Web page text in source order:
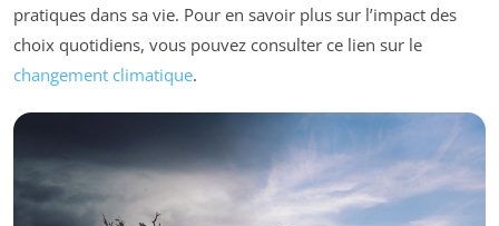
pratiques dans sa vie. Pour en savoir plus sur l’impact des
choix quotidiens, vous pouvez consulter ce lien sur le
changement climatique.